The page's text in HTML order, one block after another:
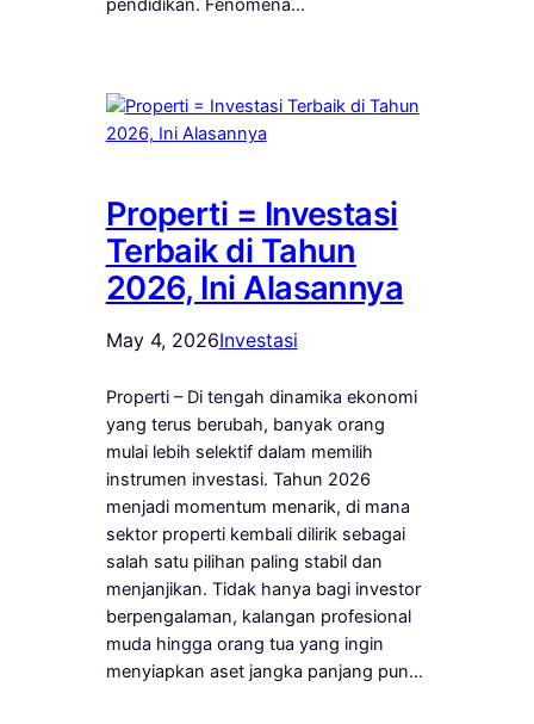
pendidikan. Fenomena…
Properti = Investasi
Terbaik di Tahun
2026, Ini Alasannya
May 4, 2026Investasi
Properti – Di tengah dinamika ekonomi
yang terus berubah, banyak orang
mulai lebih selektif dalam memilih
instrumen investasi. Tahun 2026
menjadi momentum menarik, di mana
sektor properti kembali dilirik sebagai
salah satu pilihan paling stabil dan
menjanjikan. Tidak hanya bagi investor
berpengalaman, kalangan profesional
muda hingga orang tua yang ingin
menyiapkan aset jangka panjang pun…